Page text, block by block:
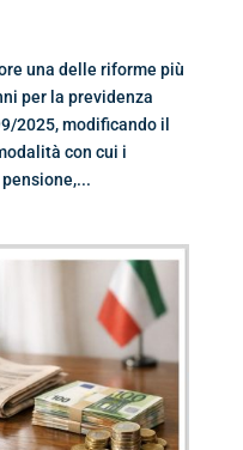
una delle riforme più
per la previdenza
2025, modificando il
con cui i